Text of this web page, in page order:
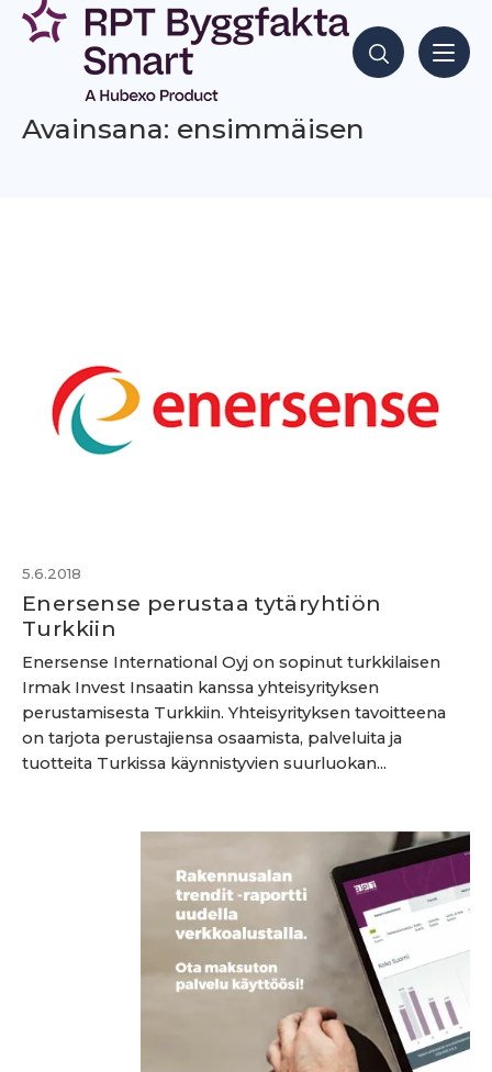
Siirry
sisältöön
Hae sisältöjä
Avainsana: ensimmäisen
5.6.2018
Enersense perustaa tytäryhtiön
Turkkiin
Enersense International Oyj on sopinut turkkilaisen
Irmak Invest Insaatin kanssa yhteisyrityksen
perustamisesta Turkkiin. Yhteisyrityksen tavoitteena
on tarjota perustajiensa osaamista, palveluita ja
tuotteita Turkissa käynnistyvien suurluokan...